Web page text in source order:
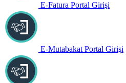
E-Fatura Portal Girişi
E-Mutabakat Portal Girişi